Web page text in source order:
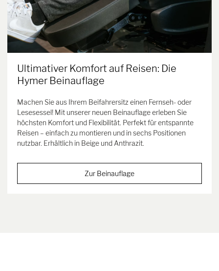
Ultimativer Komfort auf Reisen: Die
Hymer Beinauflage
Machen Sie aus Ihrem Beifahrersitz einen Fernseh- oder
Lesesessel! Mit unserer neuen Beinauflage erleben Sie
höchsten Komfort und Flexibilität. Perfekt für entspannte
Reisen – einfach zu montieren und in sechs Positionen
nutzbar. Erhältlich in Beige und Anthrazit.
Zur Beinauflage